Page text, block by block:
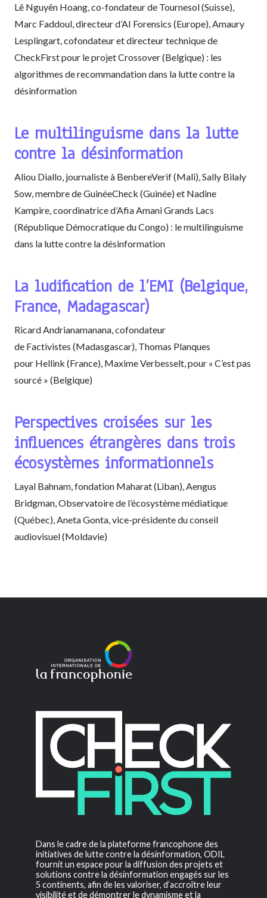
Lê Nguyên Hoang, co-fondateur de Tournesol (Suisse),
Marc Faddoul, directeur d’AI Forensics (Europe), Amaury
Lesplingart, cofondateur et directeur technique de
CheckFirst pour le projet Crossover (Belgique) : les
algorithmes de recommandation dans la lutte contre la
désinformation
Le multilinguisme dans la lutte
contre la désinformation
Aliou Diallo, journaliste à BenbereVerif (Mali), Sally Bilaly
Sow, membre de GuinéeCheck (Guinée) et Nadine
Kampire, coordinatrice d’Afia Amani Grands Lacs
(République Démocratique du Congo) : le multilinguisme
dans la lutte contre la désinformation
La ludification de l’EMI (Belgique,
France, Madagascar)
Ricard Andrianamanana, cofondateur
de Factivistes (Madasgascar), Thomas Planques
pour Hellink (France), Maxime Verbesselt, pour « C’est pas
sourcé » (Belgique)
Perspectives croisées sur les
influences étrangères dans trois
écosystèmes informationnels
Layal Bahnam, fondation Maharat (Liban), Aengus
Bridgman, Observatoire de l’écosystème médiatique
(Québec), Aneta Gonta, vice-présidente du conseil
audiovisuel (Moldavie)
Dans le cadre de la plateforme francophone des
initiatives de lutte contre la désinformation, ODIL
fournit un espace pour la diffusion des projets et
solutions contre la désinformation engagés sur les
5 continents, afin de les valoriser, d’accroître leur
visibilité et de démontrer le dynamisme et la